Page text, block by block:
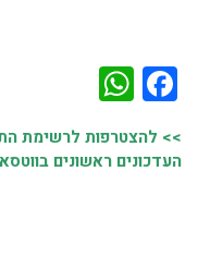
Facebook
>> להצטרפות לרשימת
העדכונים ראשונים